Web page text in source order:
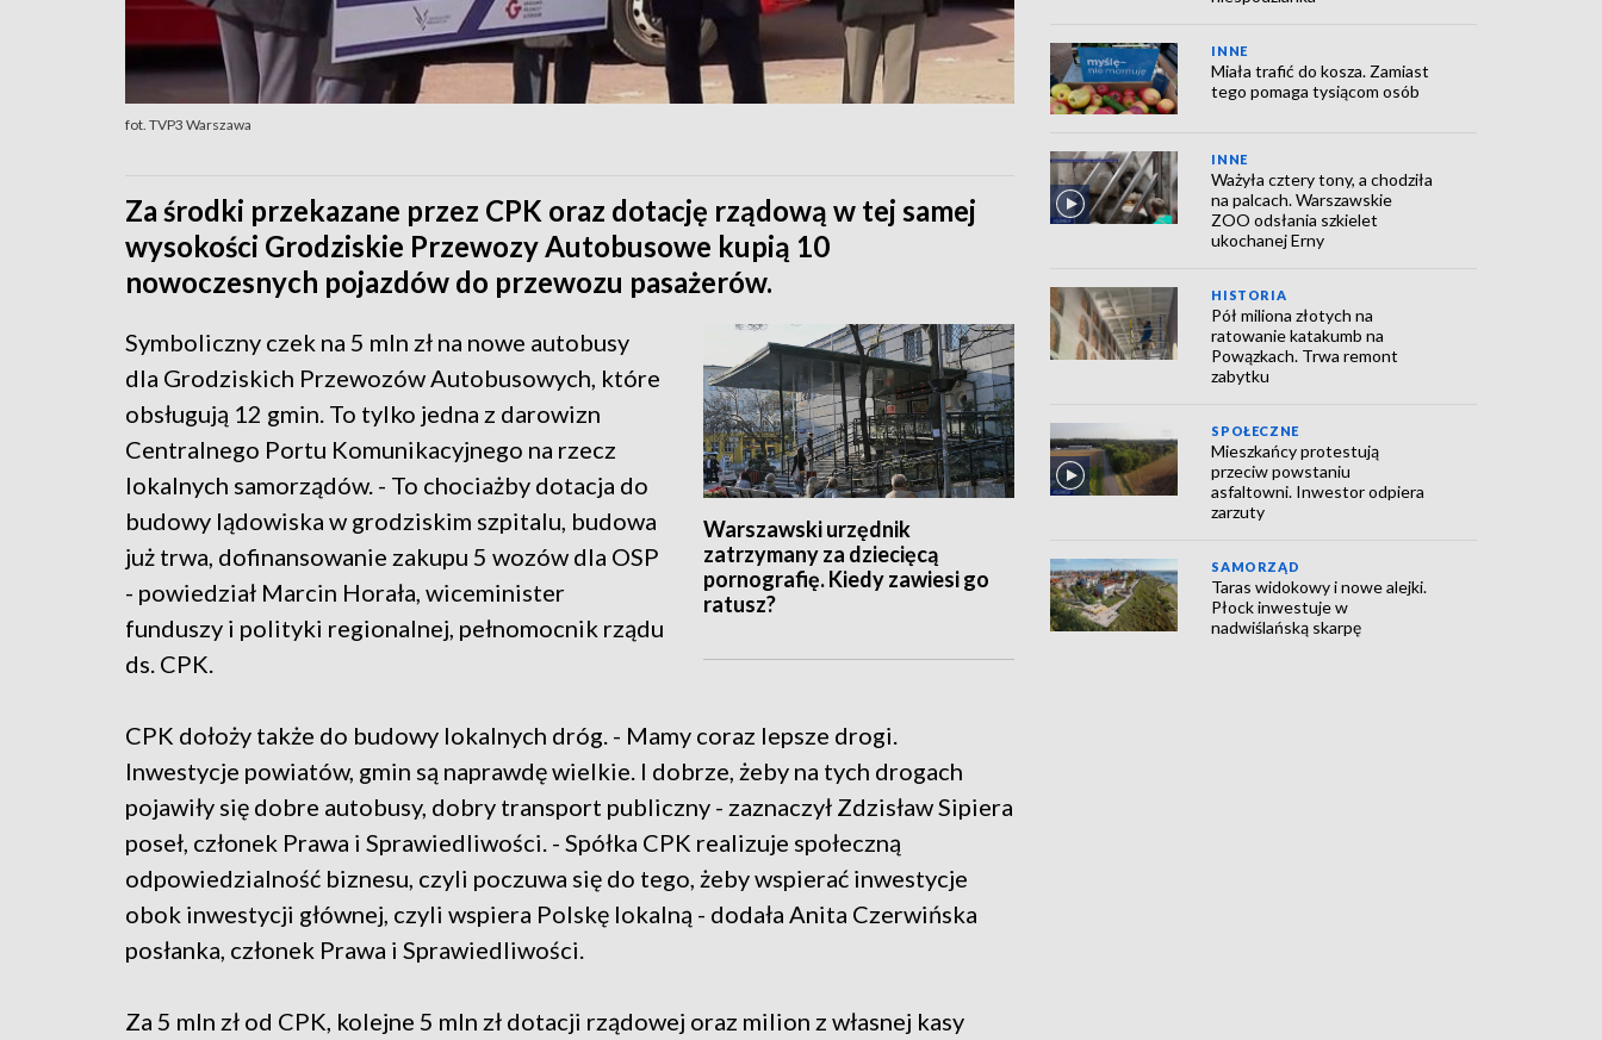
fot. TVP3 Warszawa
Za środki przekazane przez CPK oraz dotację rządową w tej samej
wysokości Grodziskie Przewozy Autobusowe kupią 10
nowoczesnych pojazdów do przewozu pasażerów.
Warszawski urzędnik
zatrzymany za dziecięcą
pornografię. Kiedy zawiesi go
ratusz?
Symboliczny czek na 5 mln zł na nowe autobusy
dla Grodziskich Przewozów Autobusowych, które
obsługują 12 gmin. To tylko jedna z darowizn
Centralnego Portu Komunikacyjnego na rzecz
lokalnych samorządów. - To chociażby dotacja do
budowy lądowiska w grodziskim szpitalu, budowa
już trwa, dofinansowanie zakupu 5 wozów dla OSP
- powiedział Marcin Horała, wiceminister
funduszy i polityki regionalnej, pełnomocnik rządu
ds. CPK.
CPK dołoży także do budowy lokalnych dróg. - Mamy coraz lepsze drogi.
Inwestycje powiatów, gmin są naprawdę wielkie. I dobrze, żeby na tych drogach
pojawiły się dobre autobusy, dobry transport publiczny - zaznaczył Zdzisław Sipiera
poseł, członek Prawa i Sprawiedliwości. - Spółka CPK realizuje społeczną
odpowiedzialność biznesu, czyli poczuwa się do tego, żeby wspierać inwestycje
obok inwestycji głównej, czyli wspiera Polskę lokalną - dodała Anita Czerwińska
posłanka, członek Prawa i Sprawiedliwości.
Za 5 mln zł od CPK, kolejne 5 mln zł dotacji rządowej oraz milion z własnej kasy
INNE
Miała trafić do kosza. Zamiast
tego pomaga tysiącom osób
INNE
Ważyła cztery tony, a chodziła
na palcach. Warszawskie
ZOO odsłania szkielet
ukochanej Erny
HISTORIA
Pół miliona złotych na
ratowanie katakumb na
Powązkach. Trwa remont
zabytku
SPOŁECZNE
Mieszkańcy protestują
przeciw powstaniu
asfaltowni. Inwestor odpiera
zarzuty
SAMORZĄD
Taras widokowy i nowe alejki.
Płock inwestuje w
nadwiślańską skarpę